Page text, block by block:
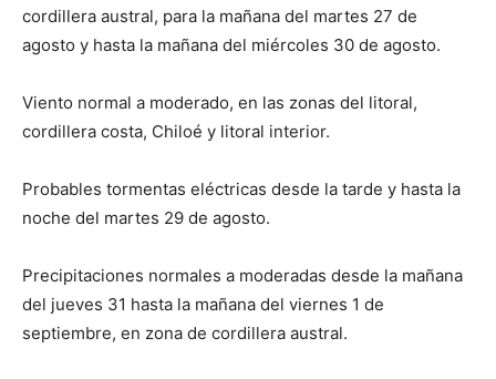
cordillera austral, para la mañana del martes 27 de
agosto y hasta la mañana del miércoles 30 de agosto.
Viento normal a moderado, en las zonas del litoral,
cordillera costa, Chiloé y litoral interior.
Probables tormentas eléctricas desde la tarde y hasta la
noche del martes 29 de agosto.
Precipitaciones normales a moderadas desde la mañana
del jueves 31 hasta la mañana del viernes 1 de
septiembre, en zona de cordillera austral.